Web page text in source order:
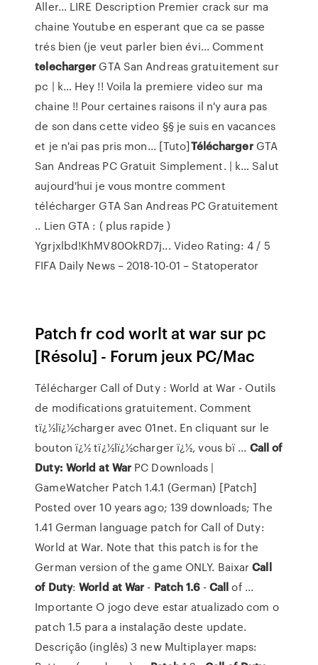
Aller... LIRE Description Premier crack sur ma
chaine Youtube en esperant que ca se passe
trés bien (je veut parler bien évi... Comment
telecharger GTA San Andreas gratuitement sur
pc | k… Hey !! Voila la premiere video sur ma
chaine !! Pour certaines raisons il n'y aura pas
de son dans cette video §§ je suis en vacances
et je n'ai pas pris mon... [Tuto]TéléchargerGTA
San Andreas PC Gratuit Simplement. | k… Salut
aujourd'hui je vous montre comment
télécharger GTA San Andreas PC Gratuitement
.. Lien GTA : ( plus rapide )
Ygrjxlbd!KhMV80OkRD7j... Video Rating: 4 / 5
FIFA Daily News – 2018-10-01 – Statoperator
Patch fr cod worlt at war sur pc
[Résolu] - Forum jeux PC/Mac
Télécharger Call of Duty : World at War - Outils
de modifications gratuitement. Comment
tï¿½lï¿½charger avec 01net. En cliquant sur le
bouton ï¿½ tï¿½lï¿½charger ï¿½, vous bï ... Call of
Duty: World at War PC Downloads |
GameWatcher Patch 1.4.1 (German) [Patch]
Posted over 10 years ago; 139 downloads; The
1.41 German language patch for Call of Duty:
World at War. Note that this patch is for the
German version of the game ONLY. BaixarCall
of Duty:World at War - Patch 1.6-Callof ...
Importante O jogo deve estar atualizado com o
patch 1.5 para a instalação deste update.
Descrição (inglês) 3 new Multiplayer maps: